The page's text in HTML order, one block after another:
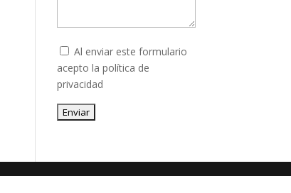
Al enviar este formulario
acepto lapolítica de
privacidad
Enviar